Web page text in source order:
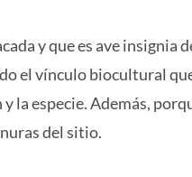
y que es ave insignia
el vínculo biocultural
la especie. Además,
del sitio.